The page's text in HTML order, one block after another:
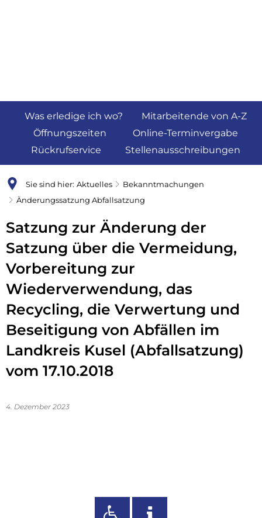
Was erledige ich wo?
Mitarbeitende von A-Z
Öffnungszeiten
Online-Terminvergabe
Rückrufservice
Stellenausschreibungen
Sie sind hier: Aktuelles
Bekanntmachungen
Änderungssatzung Abfallsatzung
Satzung zur Änderung der
Satzung über die Vermeidung,
Vorbereitung zur
Wiederverwendung, das
Recycling, die Verwertung und
Beseitigung von Abfällen im
Landkreis Kusel (Abfallsatzung)
vom 17.10.2018
4. Dezember 2023